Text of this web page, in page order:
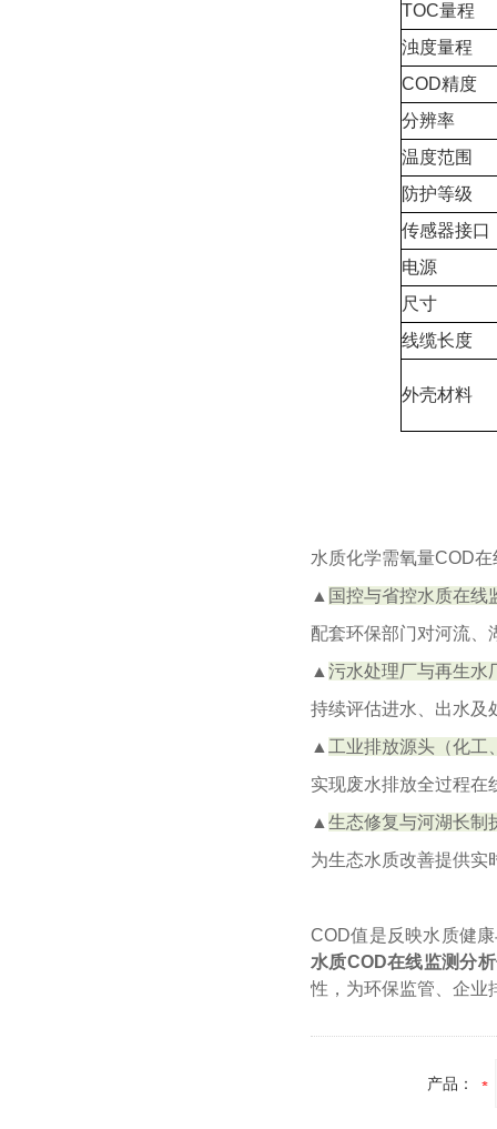
TOC量程
浊度量程
COD精度
分辨率
温度范围
防护等级
传感器接口
电源
尺寸
线缆长度
外壳材料
水质化学需氧量COD
▲ 国控与省控水质在线
配套环保部门对河流、
▲ 污水处理厂与再生水
持续评估进水、出水及
▲ 工业排放源头（化工
实现废水排放全过程在
▲ 生态修复与河湖长制
为生态水质改善提供实
COD值是反映水质健
水质COD在线监测分
性，为环保监管、企业
产品：